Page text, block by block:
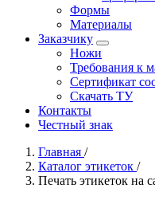
Формы
Материалы
Заказчику
Ножи
Требования к
Сертификат
Скачать ТУ
Контакты
Честный знак
Главная /
Каталог этикеток /
Печать этикеток на